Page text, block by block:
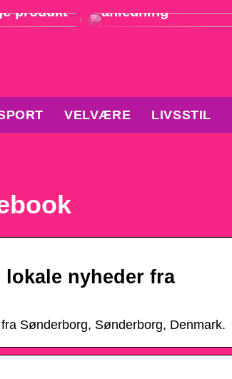
produkt
anledning
VELVÆRE LIVSSTIL
nyheder fra
Sønderborg, Sønderborg, Denmark.